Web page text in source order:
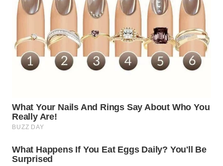
WN
WN
KEPULAUAN
WN
TANGERANG
BINJAI